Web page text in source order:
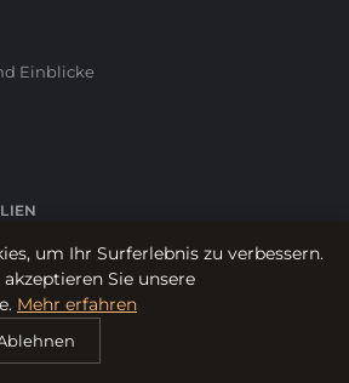
Einblicke
um Ihr Surferlebnis zu verbessern.
Sie unsere
Mehr erfahren